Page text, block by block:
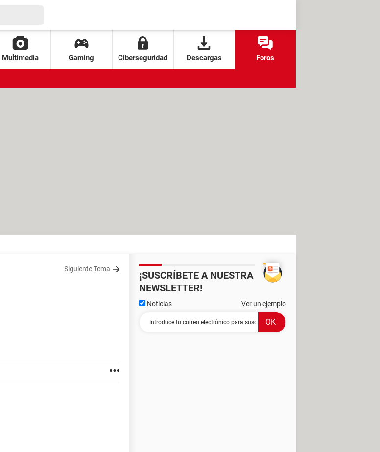
Multimedia Gaming Ciberseguridad Descargas Foros
Siguiente Tema
¡SUSCRÍBETE A NUESTRA
NEWSLETTER!
Noticias Ver un ejemplo